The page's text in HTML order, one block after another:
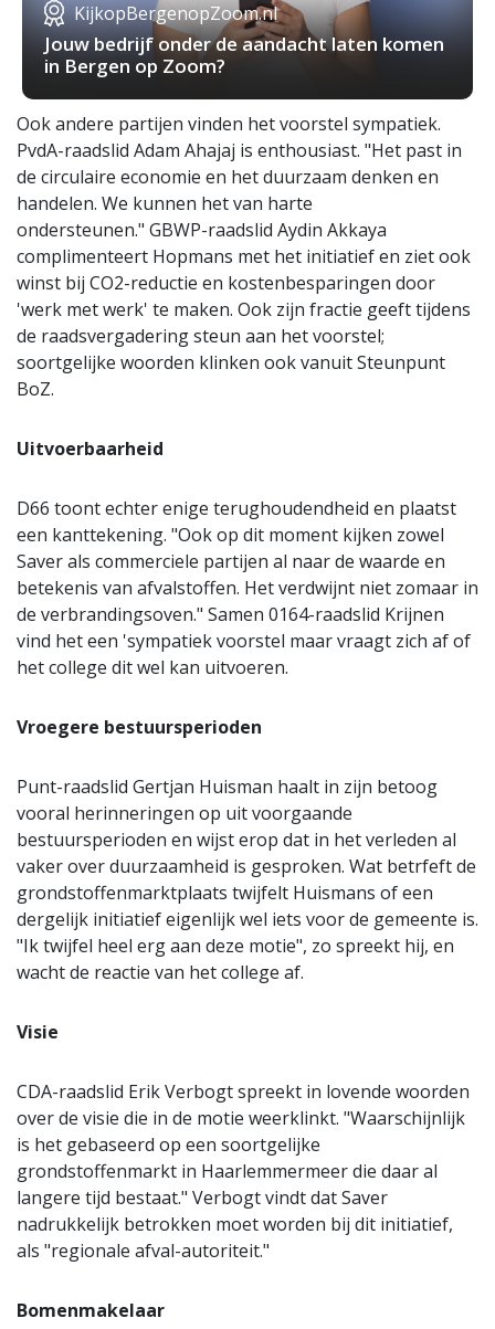
KijkopBergenopZoom.nl
Jouw bedrijf onder de aandacht laten komen
in Bergen op Zoom?
Ook andere partijen vinden het voorstel sympatiek.
PvdA-raadslid Adam Ahajaj is enthousiast. "Het past in
de circulaire economie en het duurzaam denken en
handelen. We kunnen het van harte
ondersteunen." GBWP-raadslid Aydin Akkaya
complimenteert Hopmans met het initiatief en ziet ook
winst bij CO2-reductie en kostenbesparingen door
'werk met werk' te maken. Ook zijn fractie geeft tijdens
de raadsvergadering steun aan het voorstel;
soortgelijke woorden klinken ook vanuit Steunpunt
BoZ.
Uitvoerbaarheid
D66 toont echter enige terughoudendheid en plaatst
een kanttekening. "Ook op dit moment kijken zowel
Saver als commerciele partijen al naar de waarde en
betekenis van afvalstoffen. Het verdwijnt niet zomaar in
de verbrandingsoven." Samen 0164-raadslid Krijnen
vind het een 'sympatiek voorstel maar vraagt zich af of
het college dit wel kan uitvoeren.
Vroegere bestuursperioden
Punt-raadslid Gertjan Huisman haalt in zijn betoog
vooral herinneringen op uit voorgaande
bestuursperioden en wijst erop dat in het verleden al
vaker over duurzaamheid is gesproken. Wat betrfeft de
grondstoffenmarktplaats twijfelt Huismans of een
dergelijk initiatief eigenlijk wel iets voor de gemeente is.
"Ik twijfel heel erg aan deze motie", zo spreekt hij, en
wacht de reactie van het college af.
Visie
CDA-raadslid Erik Verbogt spreekt in lovende woorden
over de visie die in de motie weerklinkt. "Waarschijnlijk
is het gebaseerd op een soortgelijke
grondstoffenmarkt in Haarlemmermeer die daar al
langere tijd bestaat." Verbogt vindt dat Saver
nadrukkelijk betrokken moet worden bij dit initiatief,
als "regionale afval-autoriteit."
Bomenmakelaar